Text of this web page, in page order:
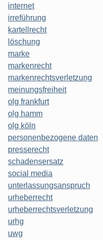
internet
irreführung
kartellrecht
löschung
marke
markenrecht
markenrechtsverletzung
meinungsfreiheit
olg frankfurt
olg hamm
olg köln
personenbezogene daten
presserecht
schadensersatz
social media
unterlassungsanspruch
urheberrecht
urheberrechtsverletzung
urhg
uwg